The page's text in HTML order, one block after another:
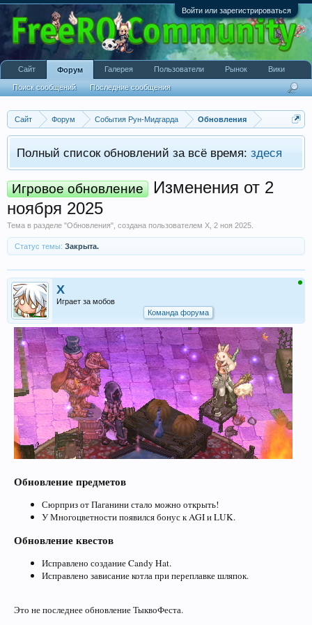
Войти или зарегистрироваться
Сайт Форум События Рун-Мидгарда Обновления
Полный список обновлений за всё время: здеся
Игровое обновление
Изменения от 2
ноября 2025
Тема в разделе "Обновления", создана пользователем X 2 ноя 2025
Статус темы: Закрыта.
X
Играет за мобов
Команда форума
Обновление предметов
Сюрприз от Паганини стало можно открыть!
У Многоцветности появился бонус к AGI и LUK.
Обновление квестов
Исправлено создание Candy Hat.
Исправлено зависание котла при переплавке шляпок.
Это не последнее обновление ТыквоФеста.
Сайт Форум
Поиск сообщений Последние сообщения
Галерея Пользователи Рынок Вики